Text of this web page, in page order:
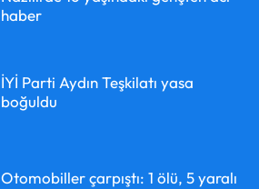
haber
İYİ Parti Aydın Teşkilatı yasa
boğuldu
Otomobiller çarpıştı: 1 ölü, 5 yaralı